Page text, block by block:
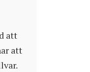
att
att